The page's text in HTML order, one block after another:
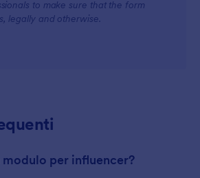
to make sure that the form
legally and otherwise.
modulo per influencer?